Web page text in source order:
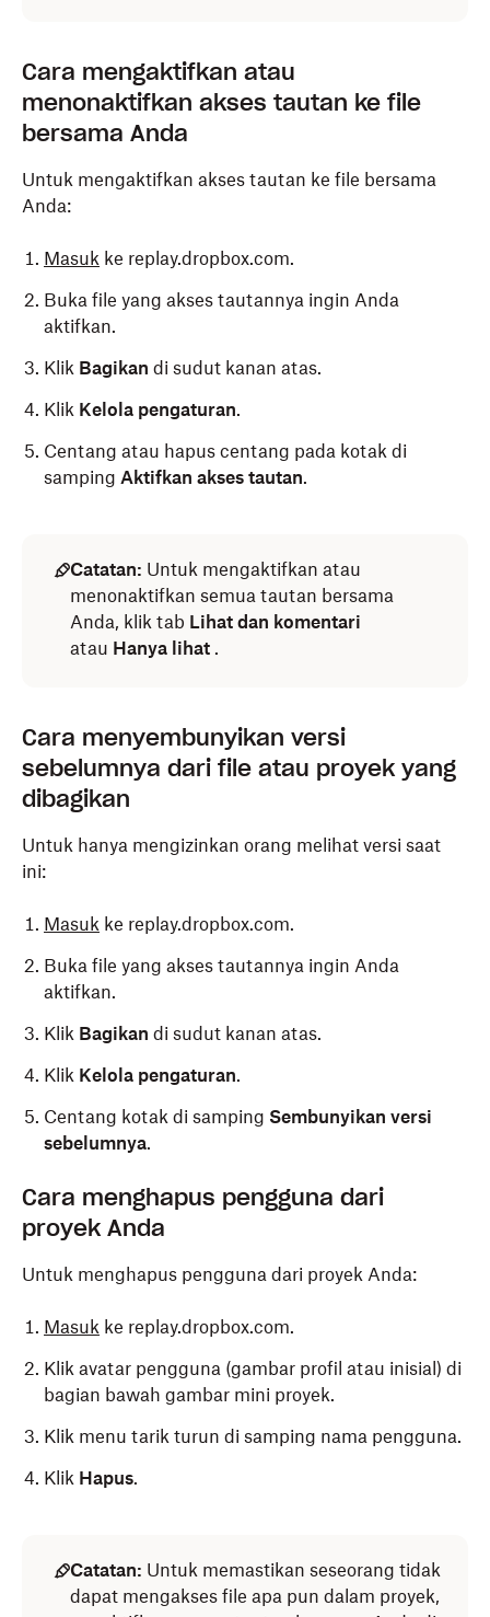
Cara mengaktifkan atau
menonaktifkan akses tautan ke file
bersama Anda
Untuk mengaktifkan akses tautan ke file bersama
Anda:
Masuk ke replay.dropbox.com.
Buka file yang akses tautannya ingin Anda
aktifkan.
Klik Bagikan di sudut kanan atas.
Klik Kelola pengaturan.
Centang atau hapus centang pada kotak di
samping Aktifkan akses tautan.
Catatan: Untuk mengaktifkan atau
menonaktifkan semua tautan bersama
Anda, klik tab Lihat dan komentari
atau Hanya lihat .
Cara menyembunyikan versi
sebelumnya dari file atau proyek yang
dibagikan
Untuk hanya mengizinkan orang melihat versi saat
ini:
Masuk ke replay.dropbox.com.
Buka file yang akses tautannya ingin Anda
aktifkan.
Klik Bagikan di sudut kanan atas.
Klik Kelola pengaturan.
Centang kotak di samping Sembunyikan versi
sebelumnya.
Cara menghapus pengguna dari
proyek Anda
Untuk menghapus pengguna dari proyek Anda:
Masuk ke replay.dropbox.com.
Klik avatar pengguna (gambar profil atau inisial) di
bagian bawah gambar mini proyek.
Klik menu tarik turun di samping nama pengguna.
Klik Hapus.
Catatan: Untuk memastikan seseorang tidak
dapat mengakses file apa pun dalam proyek,